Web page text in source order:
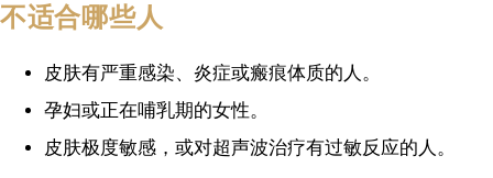
不适合哪些人
皮肤有严重感染、炎症或瘢痕体质的人。
孕妇或正在哺乳期的女性。
皮肤极度敏感，或对超声波治疗有过敏反应的人。